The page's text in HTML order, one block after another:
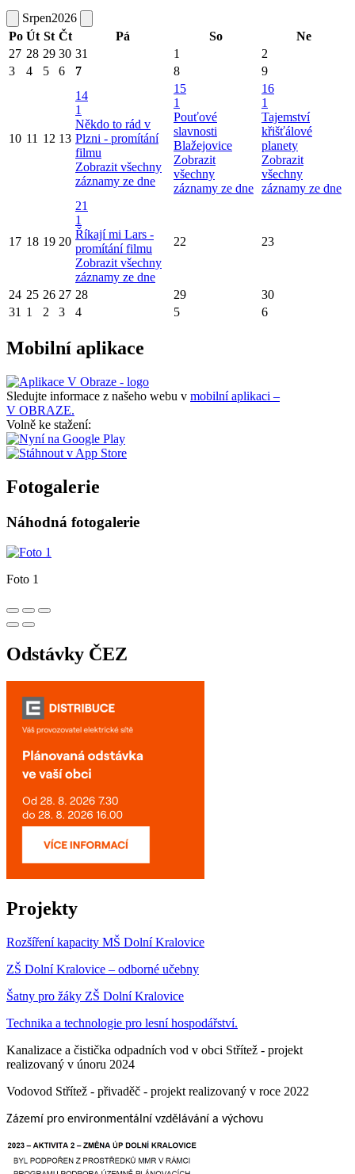
Srpen2026
Po Út St Čt Pá So
Ne
27 28 29 30 31 1
2
3
4 5 6 7 8 9
10 11 12 13
14
1
Někdo to rád v
Plzni - promítání
filmu
Zobrazit všechny
záznamy ze dne
15
1
Pouťové
slavnosti
Blažejovice
Zobrazit
všechny
záznamy ze dne
16
1
Tajemství
křišťálové
planety
Zobrazit
všechny
záznamy ze dne
17 18 19 20
21
1
Říkají mi Lars -
promítání filmu
Zobrazit všechny
záznamy ze dne
22 23
24 25 26 27 28 29
30
31 1 2 3 4 5 6
Mobilní aplikace
Sledujte informace z našeho webu v mobilní aplikaci –
V OBRAZE.
Volně ke stažení:
Fotogalerie
Náhodná fotogalerie
Foto 1
Odstávky ČEZ
Projekty
Rozšíření kapacity MŠ Dolní Kralovice
ZŠ Dolní Kralovice – odborné učebny
Šatny pro žáky ZŠ Dolní Kralovice
Technika a technologie pro lesní hospodářství.
Kanalizace a čistička odpadních vod v obci Střítež - projekt
realizovaný v únoru 2024
Vodovod Střítež - přivaděč - projekt realizovaný v roce 2022
Zázemí pro environmentální vzdělávání a výchovu